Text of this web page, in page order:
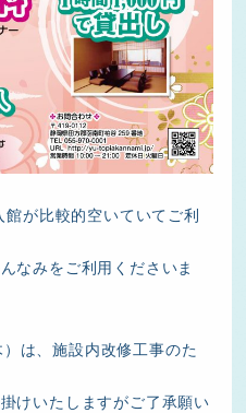
が比較的空いていてご利
なみをご利用くださいま
は、施設内改修工事のた
けいたしますがご了承願い